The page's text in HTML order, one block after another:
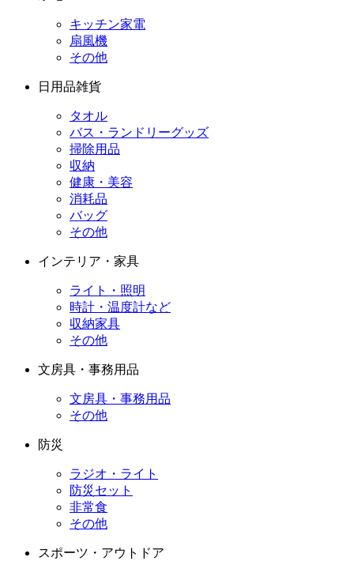
キッチン家電
扇風機
その他
日用品雑貨
タオル
バス・ランドリーグッズ
掃除用品
収納
健康・美容
消耗品
バッグ
その他
インテリア・家具
ライト・照明
時計・温度計など
収納家具
その他
文房具・事務用品
文房具・事務用品
その他
防災
ラジオ・ライト
防災セット
非常食
その他
スポーツ・アウトドア